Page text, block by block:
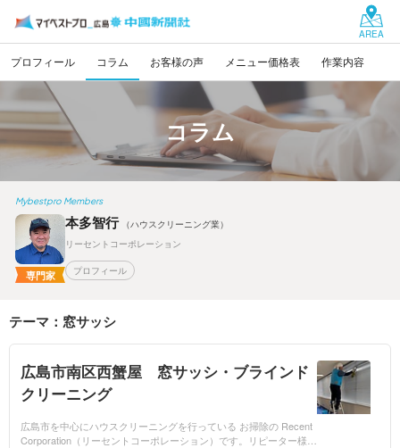
AREA
プロフィール コラム お客様の声 メニュー価格表 作業内容
コラム
Mybestpro Members
専門家
本多智行
（ハウスクリーニング業）
リーセントコーポレーション
プロフィール
テーマ：窓サッシ
広島市南区西蟹屋 窓サッシ・ブラインド
クリーニング
広島市を中心にハウスクリーニングを行っている お掃除の Recent
Corporation（リーセントコーポレーション）です。リピーター様よ